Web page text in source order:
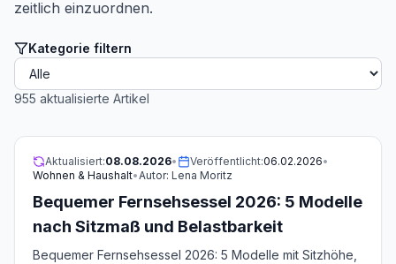
zeitlich einzuordnen.
Kategorie filtern
955 aktualisierte Artikel
Aktualisiert:08.08.2026• Veröffentlicht:06.02.2026•
Wohnen & Haushalt•Autor: Lena Moritz
Bequemer Fernsehsessel 2026: 5 Modelle
nach Sitzmaß und Belastbarkeit
Bequemer Fernsehsessel 2026: 5 Modelle mit Sitzhöhe,